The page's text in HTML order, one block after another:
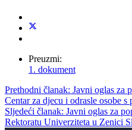
Preuzmi:
1. dokument
Prethodni članak: Javni oglas za
Centar za djecu i odrasle osobe
Sljedeći članak: Javni oglas za
Rektoratu Univerziteta u Zenici